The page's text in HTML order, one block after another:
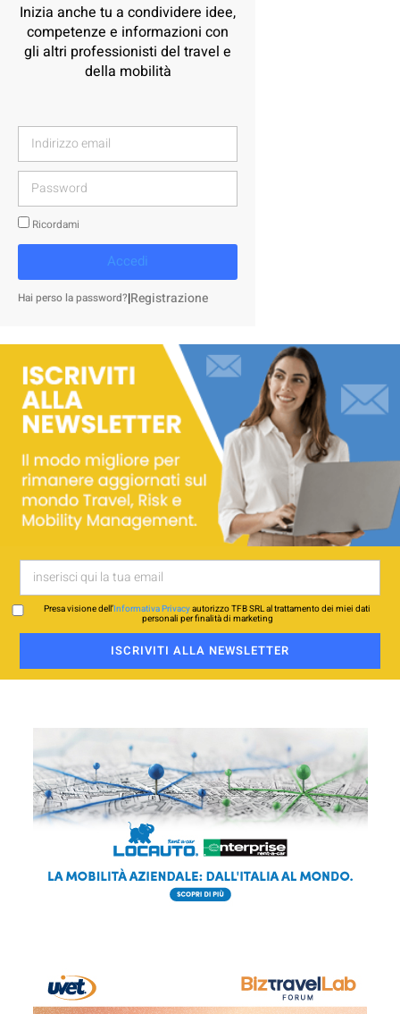
Inizia anche tu a condividere idee,
competenze e informazioni con
gli altri professionisti del travel e
della mobilità
Ricordami
Accedi
Hai perso la password?|Registrazione
Presa visione dell’Informativa Privacyautorizzo TFB SRL al trattamento dei miei dati
personali per finalità di marketing
ISCRIVITI ALLA NEWSLETTER